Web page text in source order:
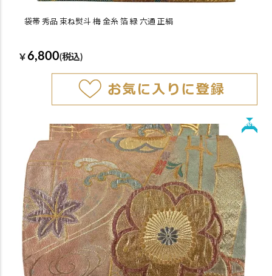
袋帯 秀品 束ね熨斗 梅 金糸 箔 緑 六通 正絹
￥ 6,800(税込)
New